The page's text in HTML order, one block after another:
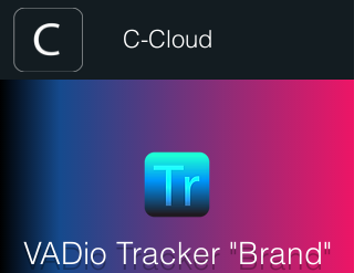
C-Cloud
VADio Tracker "Brand"